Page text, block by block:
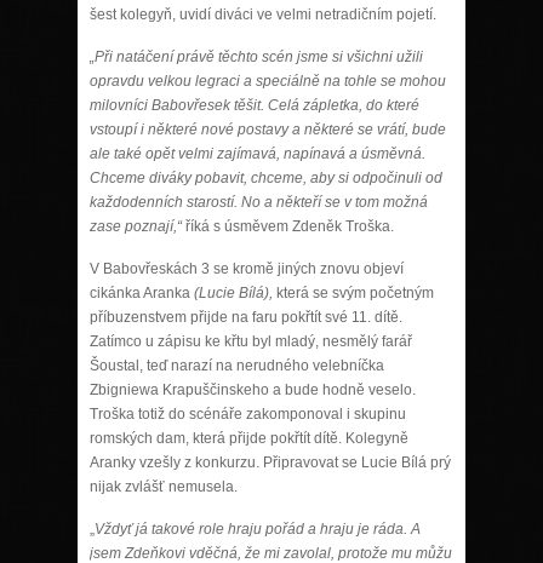
šest kolegyň, uvidí diváci ve velmi netradičním pojetí.
„Při natáčení právě těchto scén jsme si všichni užili
opravdu velkou legraci a speciálně na tohle se mohou
milovníci Babovřesek těšit. Celá zápletka, do které
vstoupí i některé nové postavy a některé se vrátí, bude
ale také opět velmi zajímavá, napínavá a úsměvná.
Chceme diváky pobavit, chceme, aby si odpočinuli od
každodenních starostí. No a někteří se v tom možná
zase poznají,“říká s úsměvem Zdeněk Troška.
V Babovřeskách 3 se kromě jiných znovu objeví
cikánka Aranka (Lucie Bílá), která se svým početným
příbuzenstvem přijde na faru pokřtít své 11. dítě.
Zatímco u zápisu ke křtu byl mladý, nesmělý farář
Šoustal, teď narazí na nerudného velebníčka
Zbigniewa Krapuščinskeho a bude hodně veselo.
Troška totiž do scénáře zakomponoval i skupinu
romských dam, která přijde pokřtít dítě. Kolegyně
Aranky vzešly z konkurzu. Připravovat se Lucie Bílá prý
nijak zvlášť nemusela.
„Vždyť já takové role hraju pořád a hraju je ráda. A
jsem Zdeňkovi vděčná, že mi zavolal, protože mu můžu